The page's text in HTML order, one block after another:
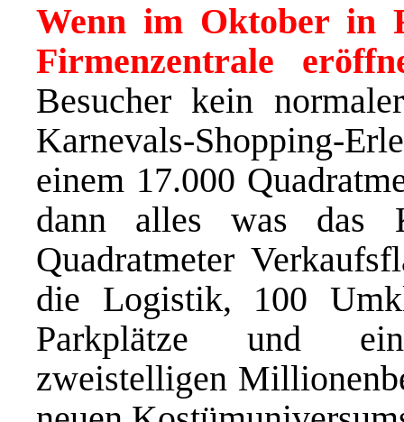
Wenn im Oktober in
Firmenzentrale
Besucher kein
Karnevals-Shopping-
einem 17.000
dann alles was das
Quadratmeter
die Logistik, 100
Parkplätze und
zweistelligen